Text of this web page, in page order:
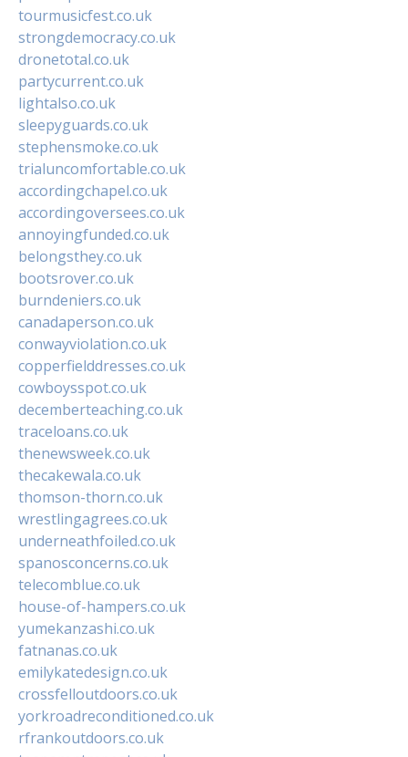
tourmusicfest.co.uk
strongdemocracy.co.uk
dronetotal.co.uk
partycurrent.co.uk
lightalso.co.uk
sleepyguards.co.uk
stephensmoke.co.uk
trialuncomfortable.co.uk
accordingchapel.co.uk
accordingoversees.co.uk
annoyingfunded.co.uk
belongsthey.co.uk
bootsrover.co.uk
burndeniers.co.uk
canadaperson.co.uk
conwayviolation.co.uk
copperfielddresses.co.uk
cowboysspot.co.uk
decemberteaching.co.uk
traceloans.co.uk
thenewsweek.co.uk
thecakewala.co.uk
thomson-thorn.co.uk
wrestlingagrees.co.uk
underneathfoiled.co.uk
spanosconcerns.co.uk
telecomblue.co.uk
house-of-hampers.co.uk
yumekanzashi.co.uk
fatnanas.co.uk
emilykatedesign.co.uk
crossfelloutdoors.co.uk
yorkroadreconditioned.co.uk
rfrankoutdoors.co.uk